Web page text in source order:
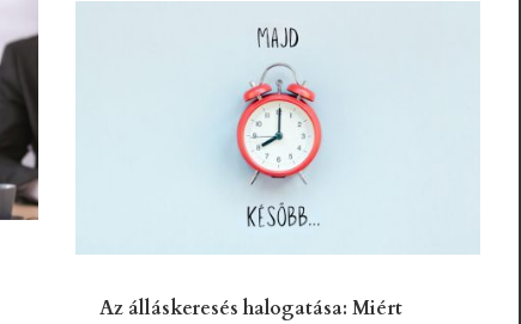
Az álláskeresés halogatása: Miért